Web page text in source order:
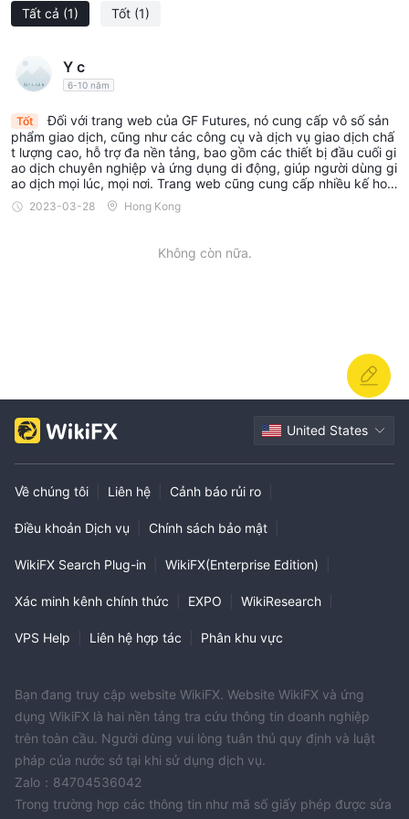
Tất cả (1) Tốt (1)
Y c
6-10 năm
Tốt
Đối với trang web của GF Futures, nó cung cấp vô số sản
phẩm giao dịch, cũng như các công cụ và dịch vụ giao dịch chấ
t lượng cao, hỗ trợ đa nền tảng, bao gồm các thiết bị đầu cuối gi
ao dịch chuyên nghiệp và ứng dụng di động, giúp người dùng gi
ao dịch mọi lúc, mọi nơi. Trang web cũng cung cấp nhiều kế hoạ
ch đầu tư và báo cáo nghiên cứu, giúp người dùng hiểu rõ hơn v
ề xu hướng thị trường và cơ hội đầu tư.
2023-03-28 Hong Kong
Không còn nữa.
United States
Về chúng tôi Liên hệ Cảnh báo rủi ro
Điều khoản Dịch vụ Chính sách bảo mật
WikiFX Search Plug-in WikiFX(Enterprise Edition)
Xác minh kênh chính thức EXPO WikiResearch
VPS Help Liên hệ hợp tác Phân khu vực
Bạn đang truy cập website WikiFX. Website WikiFX và ứng
dụng WikiFX là hai nền tảng tra cứu thông tin doanh nghiệp
trên toàn cầu. Người dùng vui lòng tuân thủ quy định và luật
pháp của nước sở tại khi sử dụng dịch vụ.
Zalo：84704536042
Trong trường hợp các thông tin như mã số giấy phép được sửa